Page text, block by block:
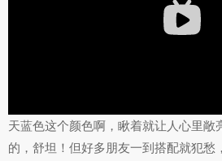
天蓝色这个颜色啊，瞅着就让人心里敞
的，舒坦！但好多朋友一到搭配就犯愁